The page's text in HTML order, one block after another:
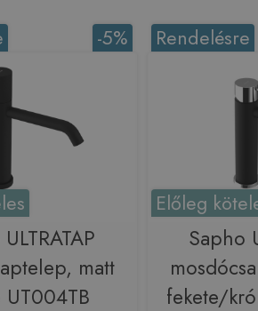
-5%
matt
UT004TB
Rendelésre
Előleg
Sapho
fekete/